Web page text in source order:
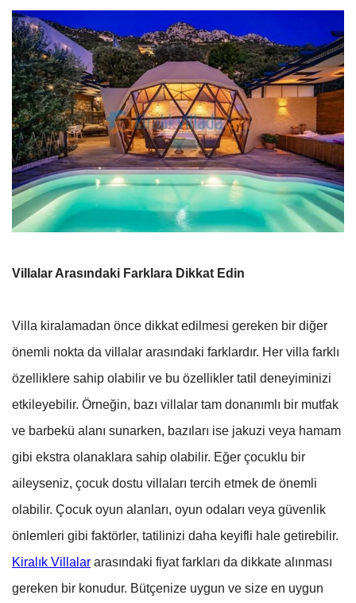
Villalar Arasındaki Farklara Dikkat Edin
Villa kiralamadan önce dikkat edilmesi gereken bir diğer
önemli nokta da villalar arasındaki farklardır. Her villa farklı
özelliklere sahip olabilir ve bu özellikler tatil deneyiminizi
etkileyebilir. Örneğin, bazı villalar tam donanımlı bir mutfak
ve barbekü alanı sunarken, bazıları ise jakuzi veya hamam
gibi ekstra olanaklara sahip olabilir. Eğer çocuklu bir
aileyseniz, çocuk dostu villaları tercih etmek de önemli
olabilir. Çocuk oyun alanları, oyun odaları veya güvenlik
önlemleri gibi faktörler, tatilinizi daha keyifli hale getirebilir.
Kiralık Villalar arasındaki fiyat farkları da dikkate alınması
gereken bir konudur. Bütçenize uygun ve size en uygun